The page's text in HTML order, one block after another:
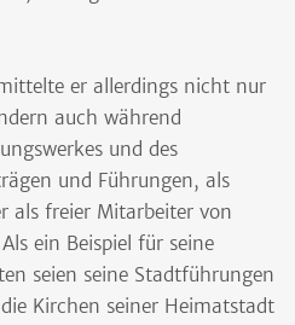
er allerdings nicht nur
auch während
und des
und Führungen, als
als freier Mitarbeiter von
ein Beispiel für seine
seien seine Stadtführungen
Kirchen seiner Heimatstadt